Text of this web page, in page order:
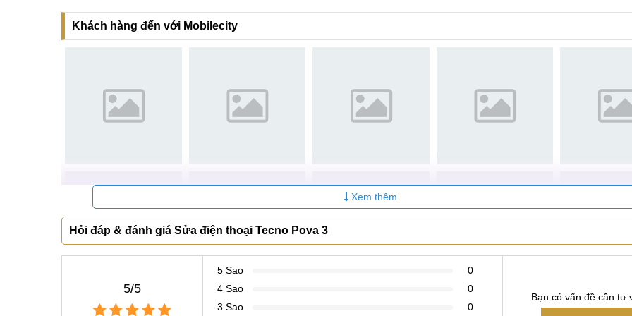
Thay, sửa khay SIM Tecno Pova 3
Điện thoại không nhận SIM là một trong số những lỗi phát sinh nhiều trong quá trình sử dụng gây ra nhiều
Khi có vấn đề liên quan đến khay SIM trên Tecno Pova 3, bạn sẽ nhận thấy qua các dấu hiệu như điện thoại
không hiển thị thông báo mạng hay hiển thị thông báo "No SIM installed" hay "SIM Error". Để khắc phục các tình
thay sửa khay SIM là biện pháp tối ưu và hiệu quả nhất mà bạn có thể lựa chọn.
Khách hàng đến với Mobilecity
Xem thêm
Hỏi đáp & đánh giá Sửa điện thoại Tecno Pova 3
5/5
5 Sao
0
4 Sao
0
3 Sao
0
Bạn có vấn đề cần tư